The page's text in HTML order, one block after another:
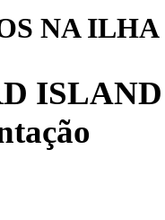
NA
ISLAND